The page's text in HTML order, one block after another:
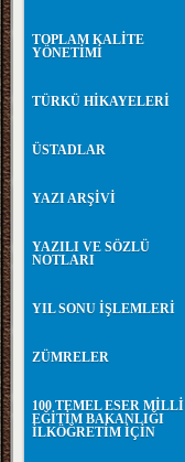
TOPLAM KALİTE
YÖNETİMİ
TÜRKÜ HİKAYELERİ
ÜSTADLAR
YAZI ARŞİVİ
YAZILI VE SÖZLÜ
NOTLARI
YIL SONU İŞLEMLERİ
ZÜMRELER
100 TEMEL ESER MİLLİ
EĞİTİM BAKANLIĞI
İLKÖĞRETİM İÇİN